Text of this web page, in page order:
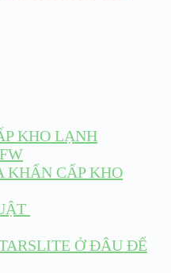
KHO LẠNH
CẤP KHO
Ở ĐÂU ĐỂ